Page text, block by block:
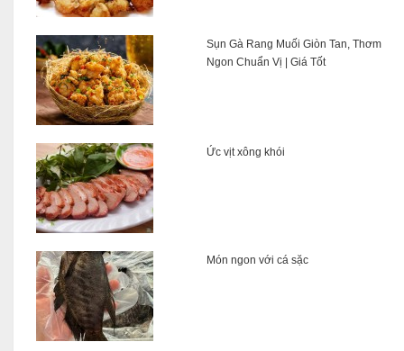
Sụn Gà Rang Muối Giòn Tan, Thơm
Ngon Chuẩn Vị | Giá Tốt
Ức vịt xông khói
Món ngon với cá sặc